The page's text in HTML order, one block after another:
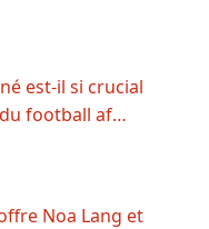
est-il si crucial
football af…
Noa Lang et